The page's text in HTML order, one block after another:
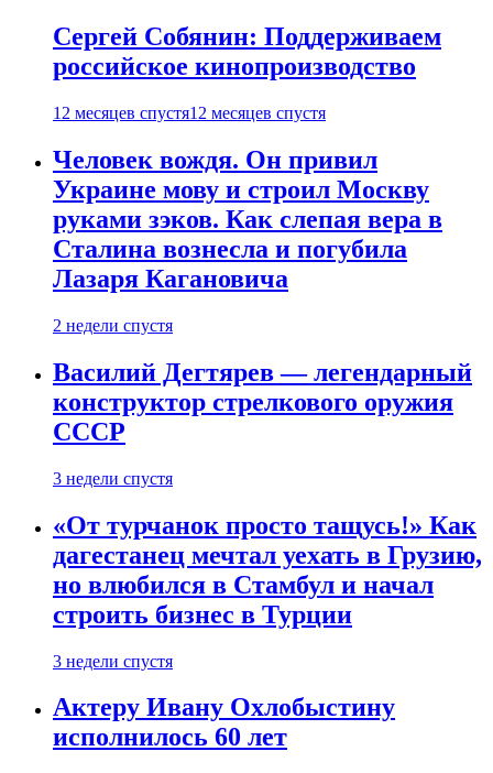
Сергей Собянин: Поддерживаем
российское кинопроизводство
12 месяцев спустя12 месяцев спустя
Человек вождя. Он привил
Украине мову и строил Москву
руками зэков. Как слепая вера в
Сталина вознесла и погубила
Лазаря Кагановича
2 недели спустя
Василий Дегтярев — легендарный
конструктор стрелкового оружия
СССР
3 недели спустя
«От турчанок просто тащусь!» Как
дагестанец мечтал уехать в Грузию,
но влюбился в Стамбул и начал
строить бизнес в Турции
3 недели спустя
Актеру Ивану Охлобыстину
исполнилось 60 лет